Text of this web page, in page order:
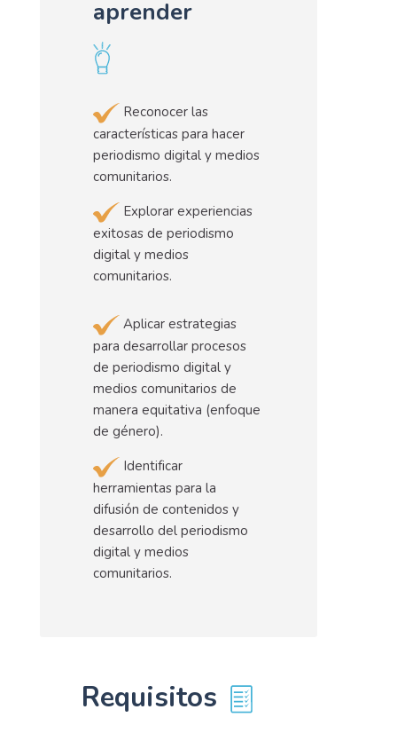
aprender
Reconocer las
características para hacer
periodismo digital y medios
comunitarios.
Explorar experiencias
exitosas de periodismo
digital y medios
comunitarios.
Aplicar estrategias
para desarrollar procesos
de periodismo digital y
medios comunitarios de
manera equitativa (enfoque
de género).
Identificar
herramientas para la
difusión de contenidos y
desarrollo del periodismo
digital y medios
comunitarios.
Requisitos